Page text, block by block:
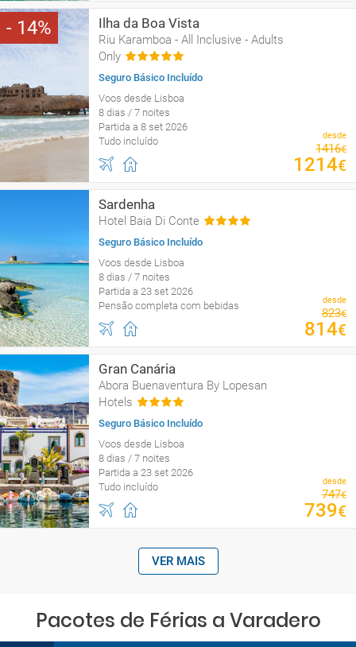
14 Ilha da Boa Vista
Riu Karamboa - All Inclusive - Adults
Only
Seguro Básico Incluído
Voos desde Lisboa
8 dias / 7 noites
Partida a 8 set 2026
Tudo incluído
desde
1416€
1214€
Sardenha
Hotel Baia Di Conte
Seguro Básico Incluído
Voos desde Lisboa
8 dias / 7 noites
Partida a 23 set 2026
Pensão completa com bebidas
desde
823€
814€
Gran Canária
Abora Buenaventura By Lopesan
Hotels
Seguro Básico Incluído
Voos desde Lisboa
8 dias / 7 noites
Partida a 23 set 2026
Tudo incluído
desde
747€
739€
VER MAIS
Pacotes de Férias a Varadero